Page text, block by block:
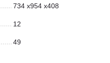
734 x954 x408
12
49